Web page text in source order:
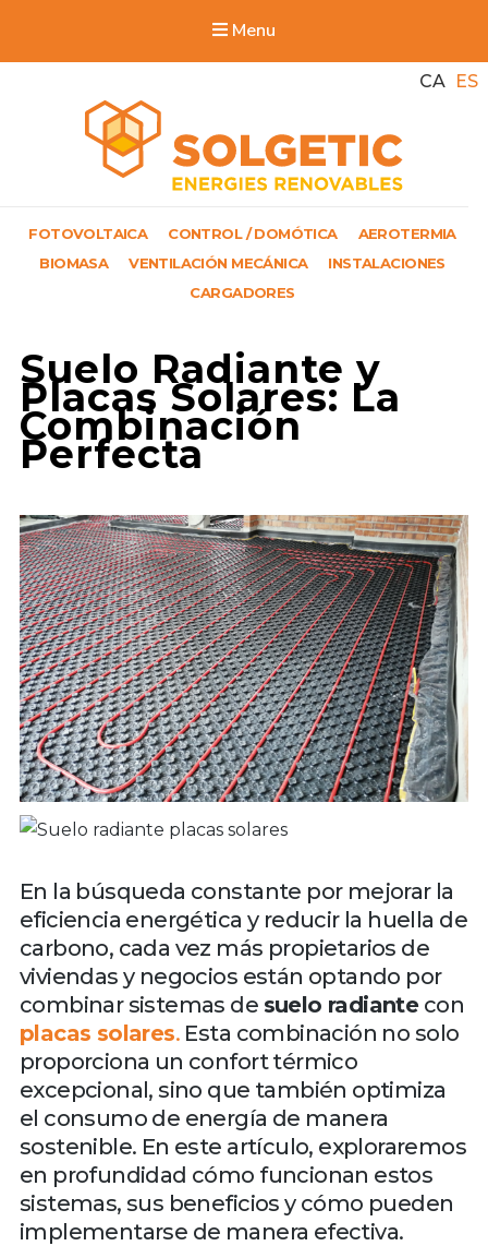
Menu
Serveis de energies renovables per a edificis
CA ES
FOTOVOLTAICA CONTROL / DOMÓTICA
AEROTERMIA
BIOMASA
VENTILACIÓN MECÁNICA
INSTALACIONES
CARGADORES
Suelo Radiante y
Placas Solares: La
Combinación
Perfecta
En la búsqueda constante por mejorar la
eficiencia energética y reducir la huella de
carbono, cada vez más propietarios de
viviendas y negocios están optando por
combinar sistemas de suelo radiantecon
placas solares. Esta combinación no solo
proporciona un confort térmico
excepcional, sino que también optimiza
el consumo de energía de manera
sostenible. En este artículo, exploraremos
en profundidad cómo funcionan estos
sistemas, sus beneficios y cómo pueden
implementarse de manera efectiva.